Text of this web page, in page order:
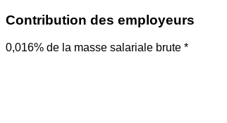
Contribution des employeurs
0,016% de la masse salariale brute *